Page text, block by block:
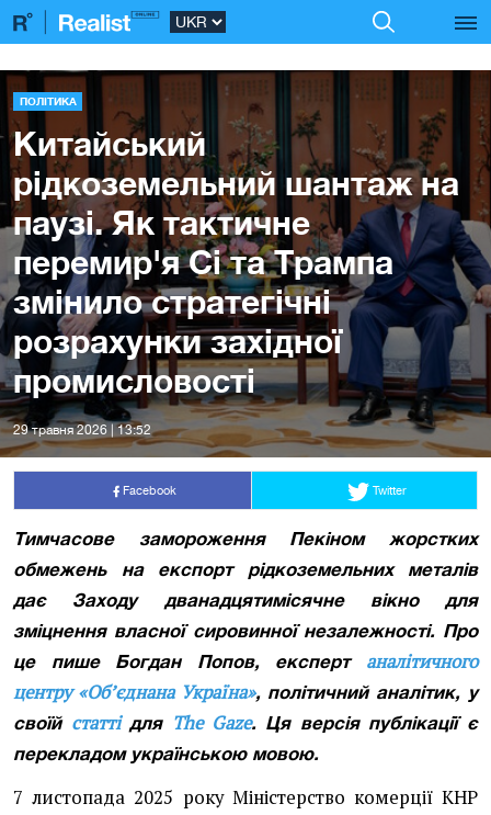
ПОЛІТИКА
Китайський
рідкоземельний шантаж на
паузі. Як тактичне
перемир'я Сі та Трампа
змінило стратегічні
розрахунки західної
промисловості
29 травня 2026 | 13:52
Facebook Twitter
Тимчасове замороження Пекіном жорстких
обмежень на експорт рідкоземельних металів
дає Заходу дванадцятимісячне вікно для
зміцнення власної сировинної незалежності. Про
це пише Богдан Попов, експерт аналітичного
центру «Об’єднана Україна», політичний аналітик, у
своїй статтідля The Gaze. Ця версія публікації є
перекладом українською мовою.
7 листопада 2025 року Міністерство комерції КНР